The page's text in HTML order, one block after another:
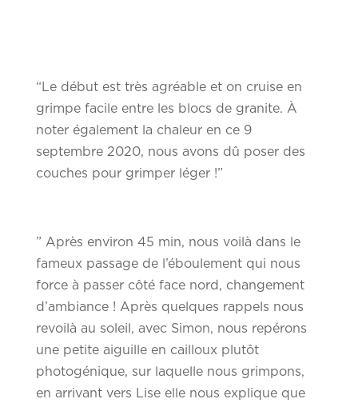
“Le début est très agréable et on cruise en
grimpe facile entre les blocs de granite. À
noter également la chaleur en ce 9
septembre 2020, nous avons dû poser des
couches pour grimper léger !”
” Après environ 45 min, nous voilà dans le
fameux passage de l’éboulement qui nous
force à passer côté face nord, changement
d’ambiance ! Après quelques rappels nous
revoilà au soleil, avec Simon, nous repérons
une petite aiguille en cailloux plutôt
photogénique, sur laquelle nous grimpons,
en arrivant vers Lise elle nous explique que